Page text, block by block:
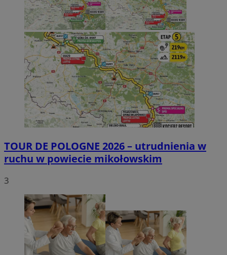
TOUR DE POLOGNE 2026 – utrudnienia w
ruchu w powiecie mikołowskim
3